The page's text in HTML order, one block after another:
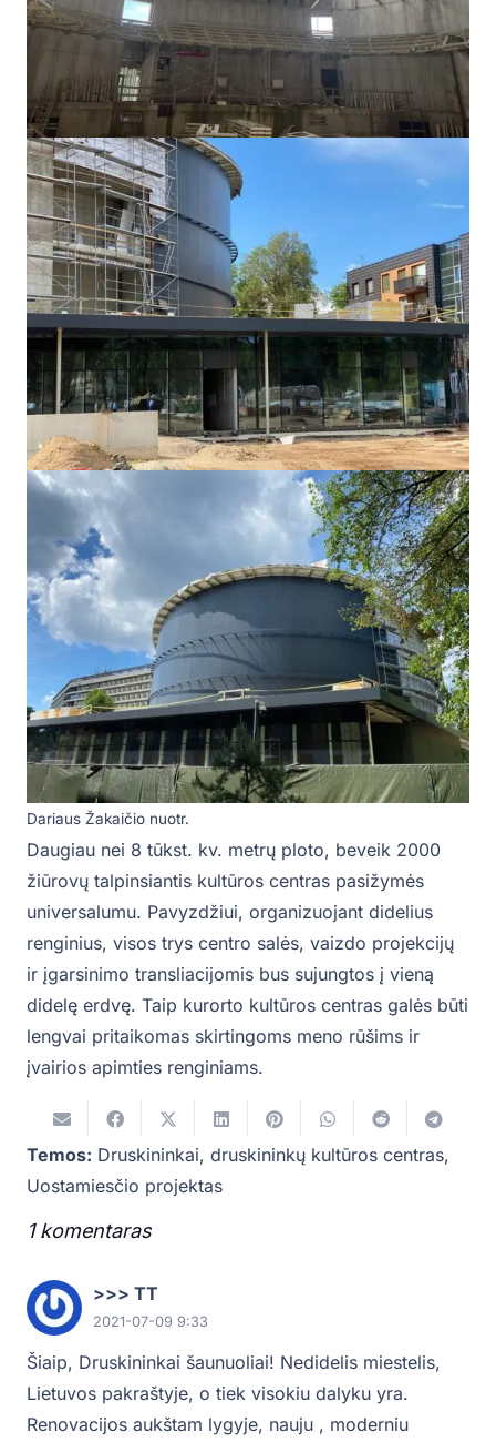
Dariaus Žakaičio nuotr.
Daugiau nei 8 tūkst. kv. metrų ploto, beveik 2000
žiūrovų talpinsiantis kultūros centras pasižymės
universalumu. Pavyzdžiui, organizuojant didelius
renginius, visos trys centro salės, vaizdo projekcijų
ir įgarsinimo transliacijomis bus sujungtos į vieną
didelę erdvę. Taip kurorto kultūros centras galės būti
lengvai pritaikomas skirtingoms meno rūšims ir
įvairios apimties renginiams.
Temos: Druskininkai, druskininkų kultūros centras,
Uostamiesčio projektas
1komentaras
.
>>> TT
2021-07-09 9:33
Šiaip, Druskininkai šaunuoliai! Nedidelis miestelis,
Lietuvos pakraštyje, o tiek visokiu dalyku yra.
Renovacijos aukštam lygyje, nauju , moderniu